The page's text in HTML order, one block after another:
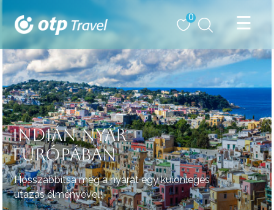
0
INDIÁN NYÁR
EURÓPÁBAN
Hosszabbítsa meg a nyarat egy különleges
utazás élményével!